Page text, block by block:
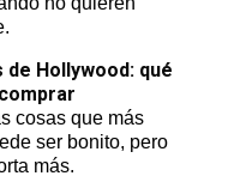
Hollywood: qué
cosas que más
ser bonito, pero
más.